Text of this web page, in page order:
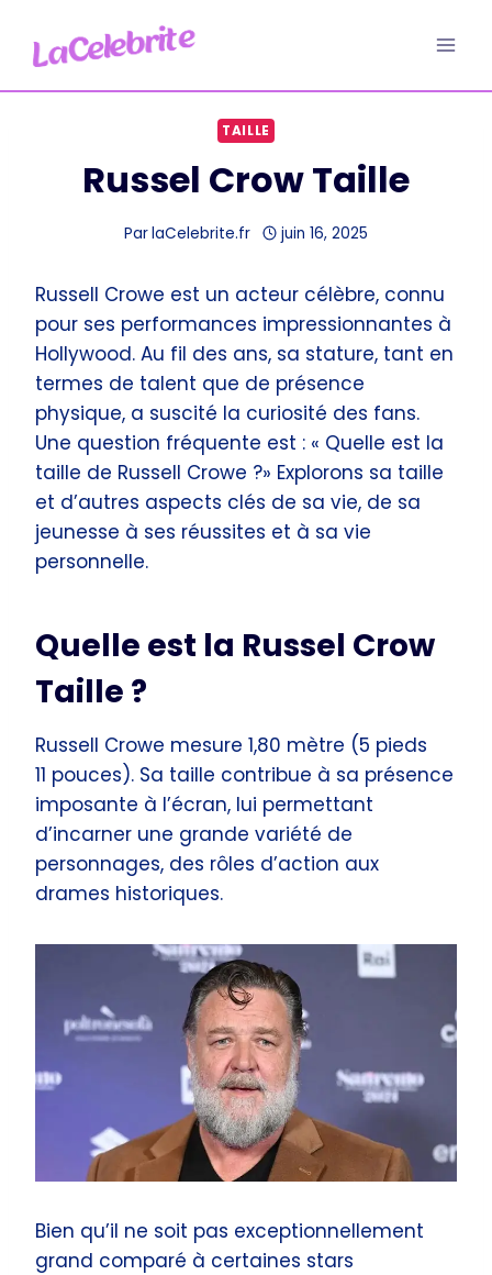
contenu
TAILLE
Russel Crow Taille
ParlaCelebrite.fr juin 16, 2025
Russell Crowe est un acteur célèbre, connu
pour ses performances impressionnantes à
Hollywood. Au fil des ans, sa stature, tant en
termes de talent que de présence
physique, a suscité la curiosité des fans.
Une question fréquente est : « Quelle est la
taille de Russell Crowe ?» Explorons sa taille
et d’autres aspects clés de sa vie, de sa
jeunesse à ses réussites et à sa vie
personnelle.
Quelle est la Russel Crow
Taille ?
Russell Crowe mesure 1,80 mètre (5 pieds
11 pouces). Sa taille contribue à sa présence
imposante à l’écran, lui permettant
d’incarner une grande variété de
personnages, des rôles d’action aux
drames historiques.
Bien qu’il ne soit pas exceptionnellement
grand comparé à certaines stars